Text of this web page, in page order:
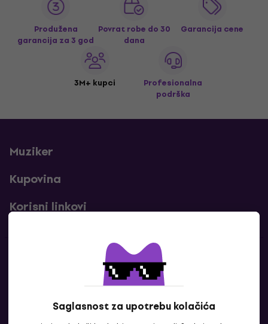
Saglasnost za upotrebu kolačića
Produžena
garancija za 3 god
Povrat robe do 30
dana
Garancija cene
3M+ kupci
Profesionalna
podrška
Muziker
Kupovina
Korisni linkovi
Kontakti
Kontaktiraj nas